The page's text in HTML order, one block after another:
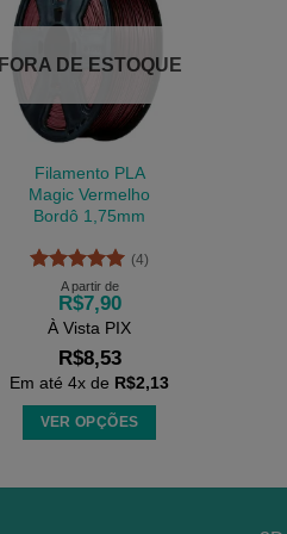
FORA DE ESTOQUE
Filamento PLA
Magic Vermelho
Bordô 1,75mm
Avaliação5
de 5
(4)
A partir de
R$7,90
À Vista PIX
R$8,53
Em até 4x de R$2,13
VER OPÇÕES